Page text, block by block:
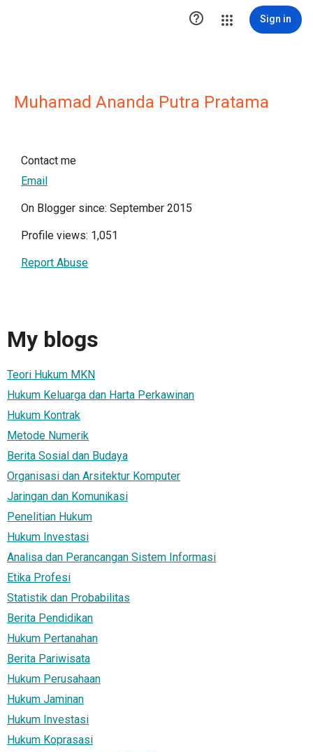
 Sign in
Muhamad Ananda Putra Pratama
Contact me
Email
On Blogger since: September 2015
Profile views: 1,051
Report Abuse
My blogs
Teori Hukum MKN
Hukum Keluarga dan Harta Perkawinan
Hukum Kontrak
Metode Numerik
Berita Sosial dan Budaya
Organisasi dan Arsitektur Komputer
Jaringan dan Komunikasi
Penelitian Hukum
Hukum Investasi
Analisa dan Perancangan Sistem Informasi
Etika Profesi
Statistik dan Probabilitas
Berita Pendidikan
Hukum Pertanahan
Berita Pariwisata
Hukum Perusahaan
Hukum Jaminan
Hukum Investasi
Hukum Koprasasi